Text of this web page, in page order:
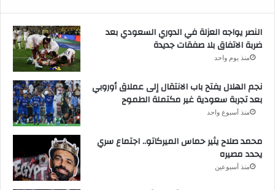
النصر يواجه العزلة في الدوري السعودي بعد
ضربة الاتفاق بلا صفقات جديدة
منذ يوم واحد
نجم الهلال يفتح باب الانتقال إلى عملاق أوروبي
بعد تجربة سعودية غير مكتملة الطموح
منذ أسبوع واحد
محمد صلاح يثير حماس الميركاتو.. اجتماع سري
يحدد مصيره
منذ أسبوعين